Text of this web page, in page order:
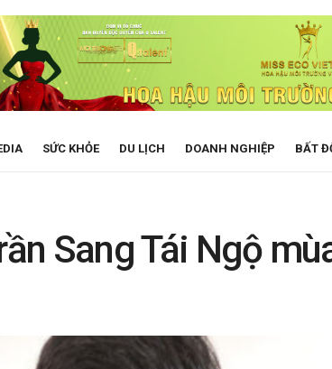
SỨC KHỎE DU LỊCH DOANH NGHIỆP BẤT
Sang Tái Ngộ